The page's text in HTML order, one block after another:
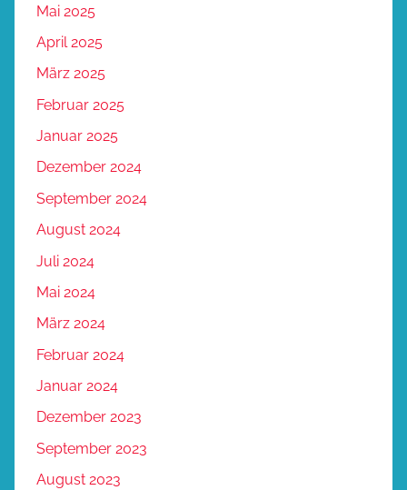
Mai 2025
April 2025
März 2025
Februar 2025
Januar 2025
Dezember 2024
September 2024
August 2024
Juli 2024
Mai 2024
März 2024
Februar 2024
Januar 2024
Dezember 2023
September 2023
August 2023